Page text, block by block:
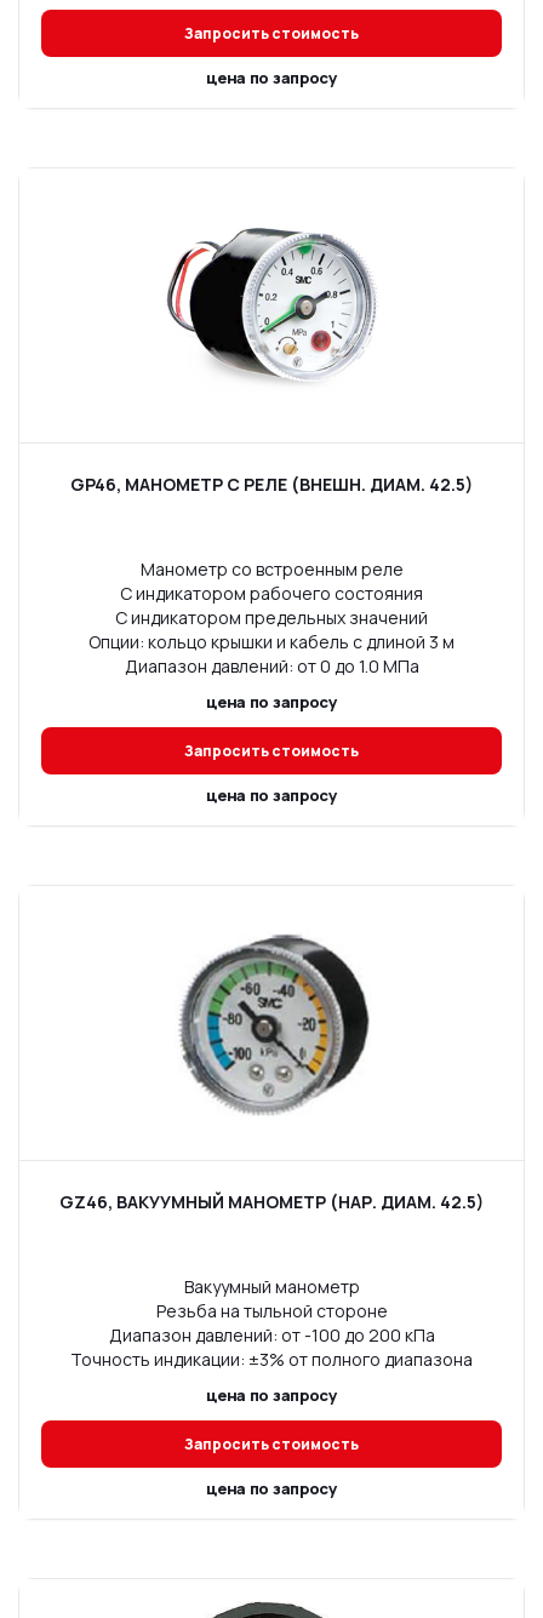
Запросить стоимость
цена по запросу
GP46, МАНОМЕТР С РЕЛЕ (ВНЕШН. ДИАМ. 42.5)
Манометр со встроенным реле
С индикатором рабочего состояния
С индикатором предельных значений
Опции: кольцо крышки и кабель с длиной 3 м
Диапазон давлений: от 0 до 1.0 МПа
цена по запросу
Запросить стоимость
цена по запросу
GZ46, ВАКУУМНЫЙ МАНОМЕТР (НАР. ДИАМ. 42.5)
Вакуумный манометр
Резьба на тыльной стороне
Диапазон давлений: от -100 до 200 кПа
Точность индикации: ±3% от полного диапазона
цена по запросу
Запросить стоимость
цена по запросу